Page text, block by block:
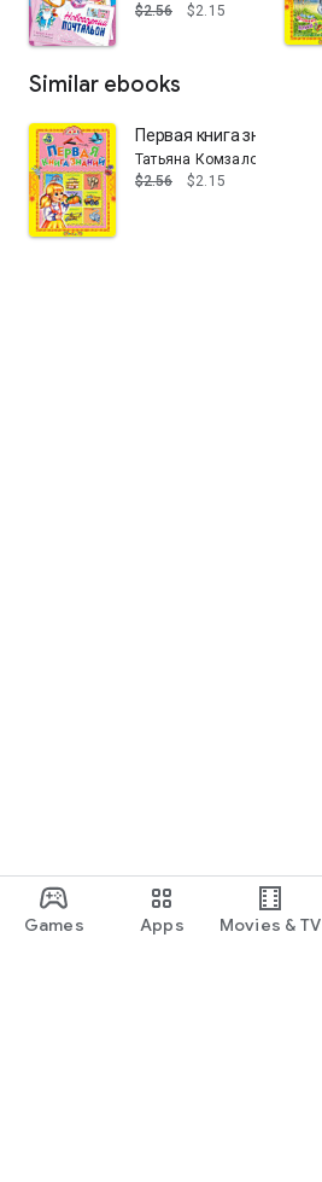
Games Apps Movies & TV
$2.56
$2.15
Similar ebooks
Первая книга знаний
Татьяна Комзалова
$2.56
$2.15